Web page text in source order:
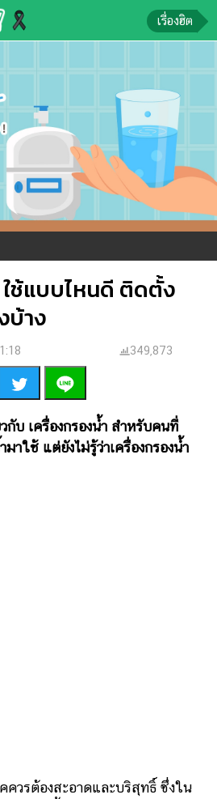
เรื่องฮิต
ใช้แบบไหนดี ติดตั้ง
บ้าง
349,873
เครื่องกรองน้ำ สำหรับคนที่
มาใช้ แต่ยังไม่รู้ว่าเครื่องกรองน้ำ
รต้องสะอาดและบริสุทธิ์ ซึ่งใน